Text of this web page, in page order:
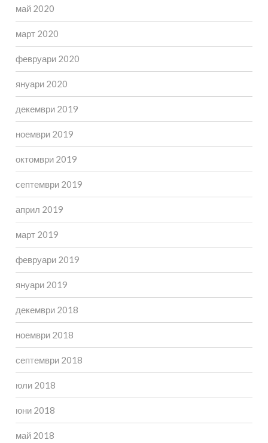
май 2020
март 2020
февруари 2020
януари 2020
декември 2019
ноември 2019
октомври 2019
септември 2019
април 2019
март 2019
февруари 2019
януари 2019
декември 2018
ноември 2018
септември 2018
юли 2018
юни 2018
май 2018